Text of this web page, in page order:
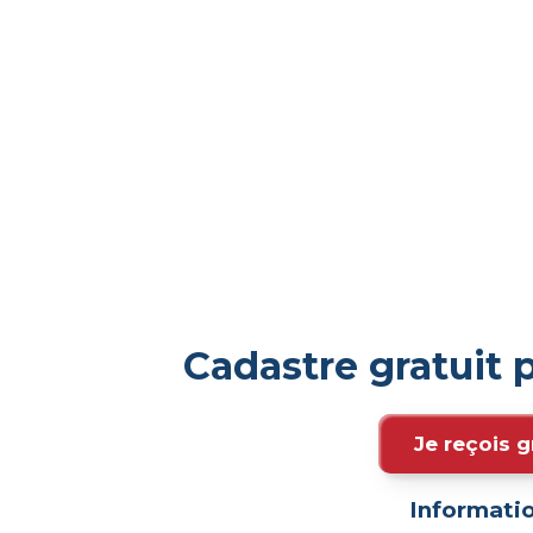
Cadastre gratuit
Je reçois